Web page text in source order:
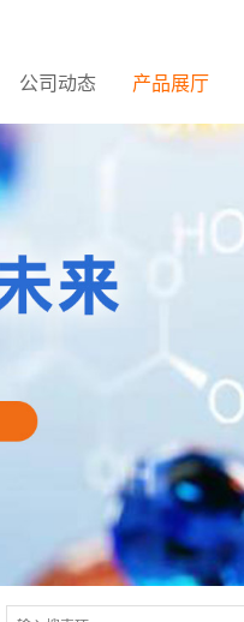
公司动态 产品展厅